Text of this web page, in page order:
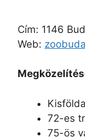
Cím: 1146
Web:
72-es
75-ös